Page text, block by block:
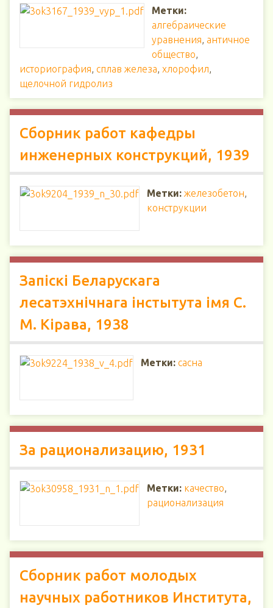
Метки:
алгебраические
уравнения, античное
общество,
историография, сплав железа, хлорофил,
щелочной гидролиз
Сборник работ кафедры
инженерных конструкций, 1939
Метки: железобетон,
конструкции
Запіскі Беларускага
лесатэхнічнага інстытута імя С.
М. Кірава, 1938
Метки: сасна
За рационализацию, 1931
Метки: качество,
рационализация
Сборник работ молодых
научных работников Института,